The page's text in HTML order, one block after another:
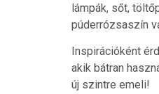
lámpák, sőt,
púderrózsaszín
Inspirációként
akik bátran
új szintre emeli!